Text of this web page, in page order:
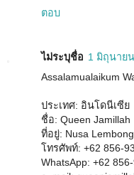
ตอบ
ไม่ระบุชื่อ 1 มิถุนาย
Assalamualaikum
ประเทศ: อินโดนีเซีย
ชื่อ: Queen Jamillah
ที่อยู่: Nusa
โทรศัพท์: +62 856-
WhatsApp: +62